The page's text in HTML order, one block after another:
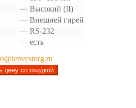
— Высокий (II)
— Внешней гирей
— RS-232
— есть
цену со скидкой